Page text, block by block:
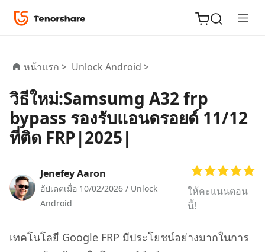
ReiBoot
for iOS
PDNob
iAnyGo
หน้าแรก > Unlock Android >
วิธีใหม่:Samsumg A32 frp
bypass รองรับแอนดรอยด์ 11/12
ที่ติด FRP|2025|
Jenefey Aaron
อัปเดตเมื่อ 10/02/2026 / Unlock
Android
ให้คะแนนตอน
นี้!
เทคโนโลยี Google FRP มีประโยชน์อย่างมากในการ